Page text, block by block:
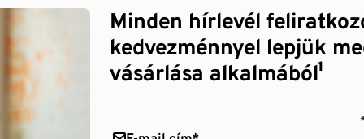
Minden hírlevél
kedvezménnyel lepjük
vásárlása alkalmából¹